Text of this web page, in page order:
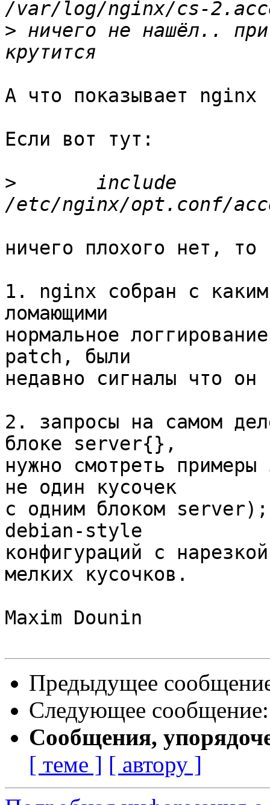
> ничего не нашёл..
А что показывает nginx
Если вот тут:
>
ничего плохого нет, то
1. nginx собран с
ломающими
нормальное
patch, были
недавно сигналы что
2. запросы на самом
блоке server{},
нужно смотреть
не один кусочек
с одним блоком server);
debian-style
конфигураций с
мелких кусочков.
Maxim Dounin
Предыдущее
Следующее
Сообщения,
[ теме ] [ автору ]